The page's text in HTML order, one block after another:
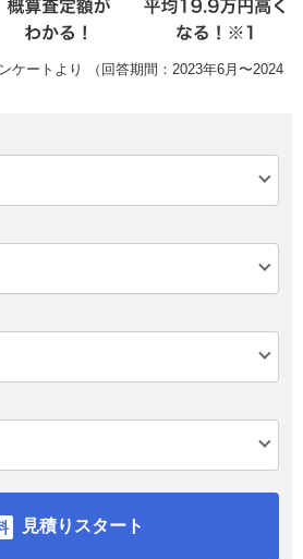
ケートより （回答期間：2023年6月〜2024
見積りスタート